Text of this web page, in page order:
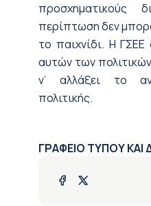
προσχηματικούς
περίπτωση δεν
το παιχνίδι. Η ΓΣΕΕ
αυτών των
ν’ αλλάξει το
πολιτικής.
ΓΡΑΦΕΙΟ ΤΥΠΟΥ